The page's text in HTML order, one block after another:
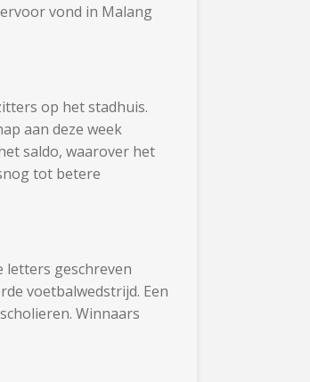
vond in Malang
op het stadhuis.
aan deze week
saldo, waarover het
tot betere
letters geschreven
voetbalwedstrijd. Een
Winnaars